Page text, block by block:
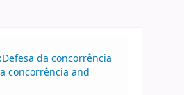
da concorrência
concorrência and